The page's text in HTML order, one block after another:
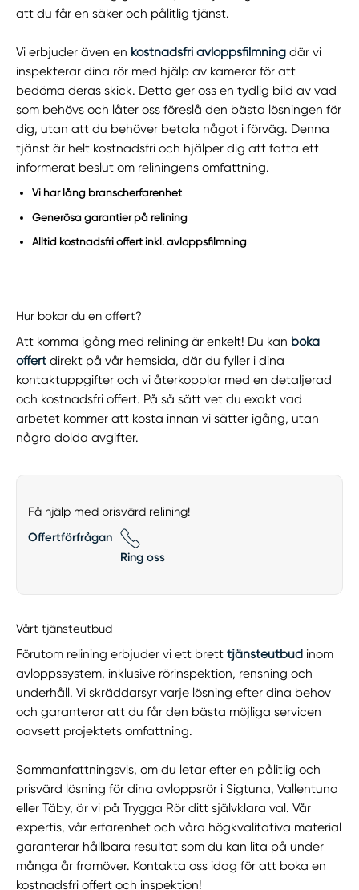
att du får en säker och pålitlig tjänst.
Vi erbjuder även en kostnadsfri avloppsfilmning där vi
inspekterar dina rör med hjälp av kameror för att
bedöma deras skick. Detta ger oss en tydlig bild av vad
som behövs och låter oss föreslå den bästa lösningen för
dig, utan att du behöver betala något i förväg. Denna
tjänst är helt kostnadsfri och hjälper dig att fatta ett
informerat beslut om reliningens omfattning.
Vi har lång branscherfarenhet
Generösa garantier på relining
Alltid kostnadsfri offert inkl. avloppsfilmning
Hur bokar du en offert?
Att komma igång med relining är enkelt! Du kan boka
offert direkt på vår hemsida, där du fyller i dina
kontaktuppgifter och vi återkopplar med en detaljerad
och kostnadsfri offert. På så sätt vet du exakt vad
arbetet kommer att kosta innan vi sätter igång, utan
några dolda avgifter.
Få hjälp med prisvärd relining!
Offertförfrågan
Ring oss
Vårt tjänsteutbud
Förutom relining erbjuder vi ett bretttjänsteutbud inom
avloppssystem, inklusive rörinspektion, rensning och
underhåll. Vi skräddarsyr varje lösning efter dina behov
och garanterar att du får den bästa möjliga servicen
oavsett projektets omfattning.
Sammanfattningsvis, om du letar efter en pålitlig och
prisvärd lösning för dina avloppsrör i Sigtuna, Vallentuna
eller Täby, är vi på Trygga Rör ditt självklara val. Vår
expertis, vår erfarenhet och våra högkvalitativa material
garanterar hållbara resultat som du kan lita på under
många år framöver. Kontakta oss idag för att boka en
kostnadsfri offert och inspektion!